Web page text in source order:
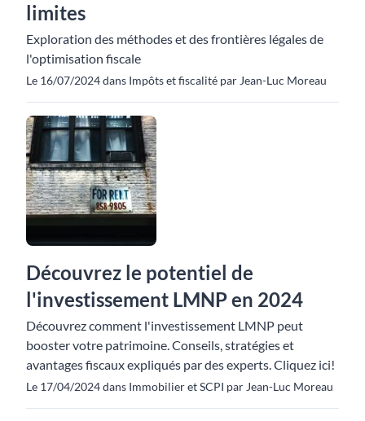
limites
Exploration des méthodes et des frontières légales de
l'optimisation fiscale
Le 16/07/2024 dans Impôts et fiscalité par Jean-Luc Moreau
Découvrez le potentiel de
l'investissement LMNP en 2024
Découvrez comment l'investissement LMNP peut
booster votre patrimoine. Conseils, stratégies et
avantages fiscaux expliqués par des experts. Cliquez ici!
Le 17/04/2024 dans Immobilier et SCPI par Jean-Luc Moreau